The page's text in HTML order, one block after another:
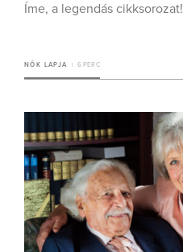
Íme, a legendás cikksorozat!
NŐK LAPJA 6 PERC